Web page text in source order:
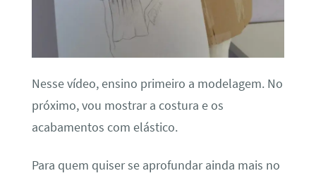
Nesse vídeo, ensino primeiro a modelagem. No
próximo, vou mostrar a costura e os
acabamentos com elástico.
Para quem quiser se aprofundar ainda mais no